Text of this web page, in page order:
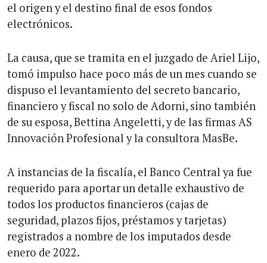
el origen y el destino final de esos fondos
electrónicos.
La causa, que se tramita en el juzgado de Ariel Lijo,
tomó impulso hace poco más de un mes cuando se
dispuso el levantamiento del secreto bancario,
financiero y fiscal no solo de Adorni, sino también
de su esposa, Bettina Angeletti, y de las firmas AS
Innovación Profesional y la consultora MasBe.
A instancias de la fiscalía, el Banco Central ya fue
requerido para aportar un detalle exhaustivo de
todos los productos financieros (cajas de
seguridad, plazos fijos, préstamos y tarjetas)
registrados a nombre de los imputados desde
enero de 2022.